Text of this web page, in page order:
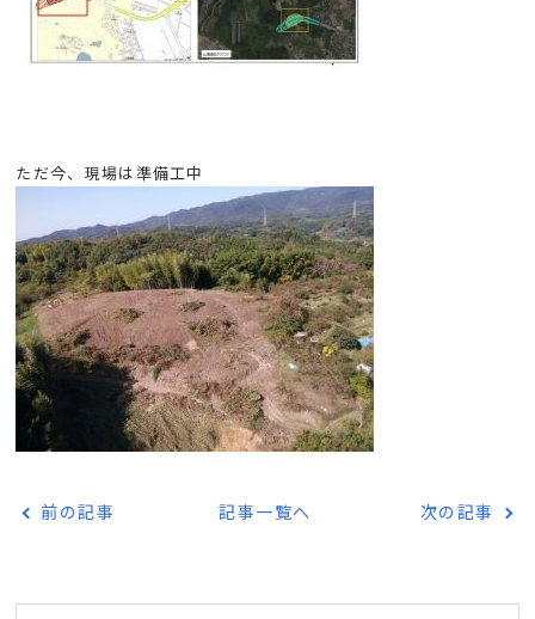
ただ今、現場は準備工中
前の記事 記事一覧へ 次の記事